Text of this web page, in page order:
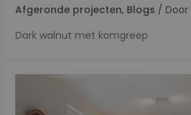
Afgeronde projecten, Blogs / Door
Dark walnut met komgreep